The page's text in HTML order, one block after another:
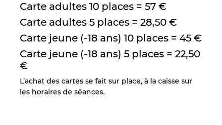
Carte adultes 10 places = 57 €
Carte adultes 5 places = 28,50 €
Carte jeune (-18 ans) 10 places = 45 €
Carte jeune (-18 ans) 5 places = 22,50
€
L’achat des cartes se fait sur place, à la caisse sur
les horaires de séances.